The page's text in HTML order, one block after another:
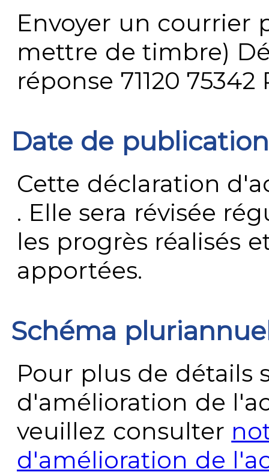
Envoyer un courrier
mettre de timbre)
réponse 71120 75342
Date de publication
Cette déclaration
. Elle sera révisée
les progrès réalisés
apportées.
Schéma
Pour plus de détails
d'amélioration de
veuillez consulter
d'amélioration de